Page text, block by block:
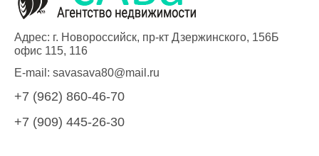
Адрес: г. Новороссийск, пр-кт Дзержинского, 156Б
офис 115, 116
E-mail: savasava80@mail.ru
+7 (962) 860-46-70
+7 (909) 445-26-30